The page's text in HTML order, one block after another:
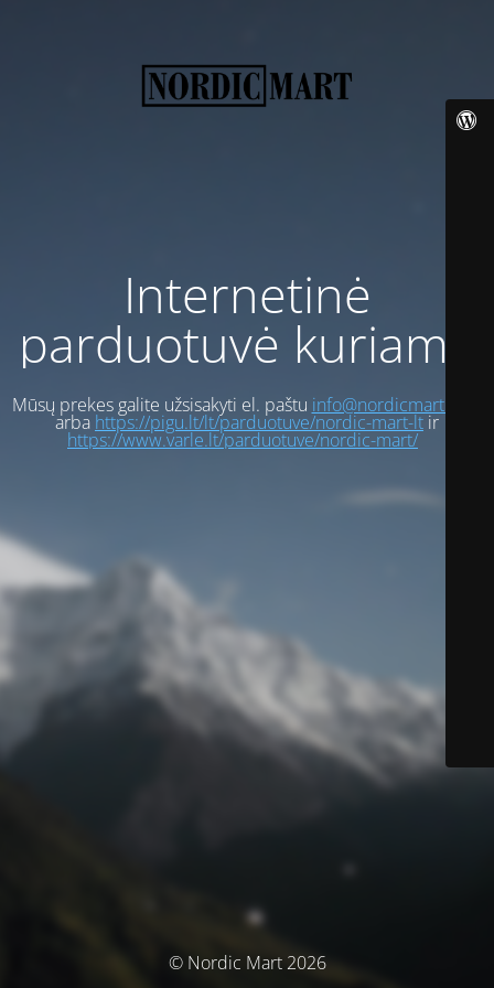
Internetinė
parduotuvė kuriama
Mūsų prekes galite užsisakyti el. paštu info@nordicmart.com
arba https://pigu.lt/lt/parduotuve/nordic-mart-ltir
https://www.varle.lt/parduotuve/nordic-mart/
© Nordic Mart 2026